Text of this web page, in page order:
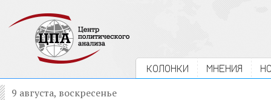
КОЛОНКИ МНЕНИЯ
9 августа, воскресенье